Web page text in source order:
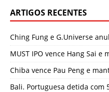
ARTIGOS RECENTES
Ching Fung e G.Universe
MUST IPO vence Hang Sai
Chiba vence Pau Peng e
Bali. Portuguesa detida com